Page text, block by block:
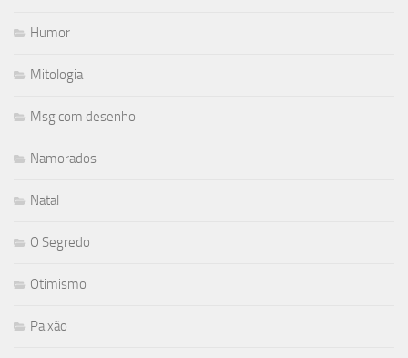
Humor
Mitologia
Msg com desenho
Namorados
Natal
O Segredo
Otimismo
Paixão